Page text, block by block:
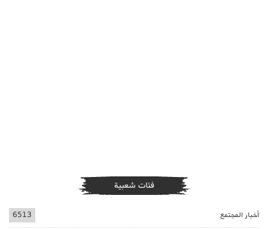
فئات شعبية
أخبار المجتمع 6513